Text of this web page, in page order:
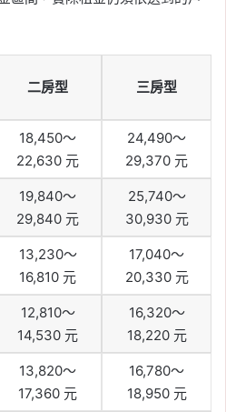
二房型 三房型
18,450～
22,630 元
24,490～
29,370 元
19,840～
29,840 元
25,740～
30,930 元
13,230～
16,810 元
17,040～
20,330 元
12,810～
14,530 元
16,320～
18,220 元
13,820～
17,360 元
16,780～
18,950 元